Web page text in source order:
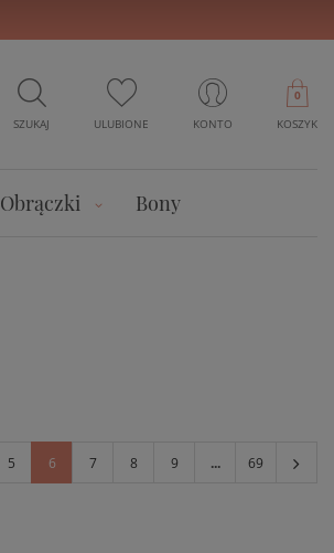
SZUKAJ ULUBIONE KONTO KOSZYK
0
Obrączki Bony
5 6 7 8 9 ... 69